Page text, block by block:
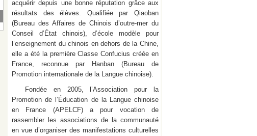
acquérir depuis une bonne réputation grâce aux
résultats des élèves. Qualifiée par Qiaoban
(Bureau des Affaires de Chinois d’outre-mer du
Conseil d’État chinois), d’école modèle pour
l’enseignement du chinois en dehors de la Chine,
elle a été la première Classe Confucius créée en
France, reconnue par Hanban (Bureau de
Promotion internationale de la Langue chinoise).
Fondée en 2005, l’Association pour la
Promotion de l’Éducation de la Langue chinoise
en France (APELCF) a pour vocation de
rassembler les associations de la communauté
en vue d’organiser des manifestations culturelles